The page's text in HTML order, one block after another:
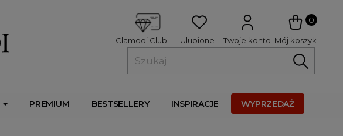
0
Mój koszyk
Twoje konto
Ulubione
Clamodi Club
PREMIUM BESTSELLERY INSPIRACJE WYPRZEDAŻ